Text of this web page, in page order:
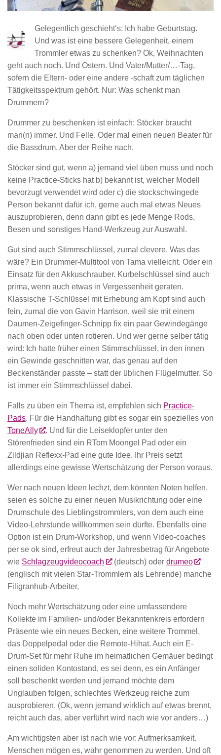
Gelegentlich geschieht‘s: Ich habe Geburtstag.
Und was ist eine bessere Gelegenheit, einem
Trommler etwas zu schenken? Ok, Weihnachten
geht auch noch. Und Ostern. Und Vater/Mutter/…-Tag,
sofern die Eltern- oder eine andere -schaft zum täglichen
Tätigkeitsspektrum gehört. Nur: Was schenkt man
Drummern?
Drummer zu beschenken ist einfach: Stöcker braucht
man(n) immer. Und Felle. Oder mal einen neuen Beater für
die Bassdrum. Aber der Reihe nach.
Stöcker sind gut, wenn a) jemand viel üben muss und noch
keine Practice-Sticks hat b) bekannt ist, welcher Modell
bevorzugt verwendet wird oder c) die stockschwingede
Person bekannt dafür ich, gerne auch mal etwas Neues
auszuprobieren, denn dann gibt es jede Menge Rods,
Besen und sonstiges Hand-Werkzeug zur Auswahl.
Gut sind auch Stimmschlüssel, zumal clevere. Was das
wäre? Ein Drummer-Multitool von Tama vielleicht. Oder ein
Einsatz für den Akkuschrauber. Kurbelschlüssel sind auch
prima, wenn auch etwas in Vergessenheit geraten.
Klassische T-Schlüssel mit Erhebung am Kopf sind auch
fein, zumal die von Gavin Harrison, weil sie mit einem
Daumen-Zeigefinger-Schnipp fix ein paar Gewindegänge
nach oben oder unten rotieren. Und wer gerne selber tätig
wird: Ich hatte früher einen Stimmschlüssel, in den innen
ein Gewinde geschnitten war, das genau auf den
Beckenständer passte – statt der üblichen Flügelmutter. So
ist immer ein Stimmschlüssel dabei.
Falls zu üben ein Thema ist, empfehlen sich Practice-
Pads. Für die Handhaltung gibt es sogar ein spezielles von
ToneAlly
. Und für die Leiseklopfer unter den
Störenfrieden sind ein RTom Moongel Pad oder ein
Zildjian Reflexx-Pad eine gute Idee. Ihr Preis setzt
allerdings eine gewisse Wertschätzung der Person voraus.
Wer nach neuen Ideen lechzt, dem könnten Noten helfen,
seien es solche zu einer neuen Musikrichtung oder eine
Drumschule des Lieblingstrommlers, von dem auch eine
Video-Lehrstunde willkommen sein dürfte. Ebenfalls eine
Option ist ein Drum-Workshop, und wenn Video-coaches
per se ok sind, erfreut auch der Jahresbetrag für Angebote
wie Schlagzeugvideocoach (deutsch) oder drumeo
(englisch mit vielen Star-Trommlern als Lehrende) manche
Filigranhub-Arbeiter,
Noch mehr Wertschätzung oder eine umfassendere
Kollekte im Familien- und/oder Bekanntenkreis erfordern
Präsente wie ein neues Becken, eine weitere Trommel,
das Doppelpedal oder die Remote-Hihat. Auch ein E-
Drum-Set für mehr Ruhe im heimatlichen Gemäuer bedingt
einen soliden Kontostand, es sei denn, es ein Anfänger
soll beschenkt werden und jemand möchte dem
Unglauben folgen, schlechtes Werkzeug reiche zum
ausprobieren. (Ok, wenn jemand wirklich auf etwas brennt,
reicht auch das, aber verführt wird nach wie vor anders…)
Am wichtigsten aber ist nach wie vor: Aufmerksamkeit.
Menschen mögen es, wahr genommen zu werden. Und oft